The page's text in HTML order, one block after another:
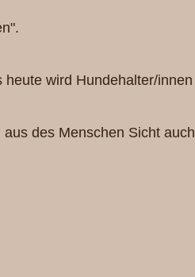
wird Hundehalter/innen
des Menschen Sicht auch